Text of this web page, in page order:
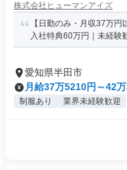
株式会社ヒューマンアイズ
【日勤のみ・月収37万
入社特典60万円｜未経験
愛知県半田市
月給37万5210円～42
制服あり 業界未経験歓迎